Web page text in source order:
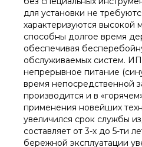
для установки не
характеризуются высокой
способны долгое время
обеспечивая
обслуживаемых систем.
непрерывное питание
время непосредственной
производится и в
применения новейших
увеличился срок службы
составляет от 3-х до 5-ти
бережной эксплуатации